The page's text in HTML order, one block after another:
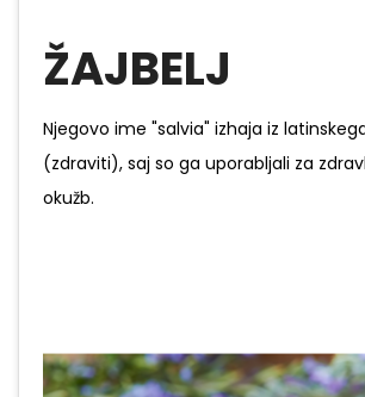
ŽAJBELJ
Njegovo ime "salvia" izhaja iz
(zdraviti), saj so ga uporabljali za
okužb.